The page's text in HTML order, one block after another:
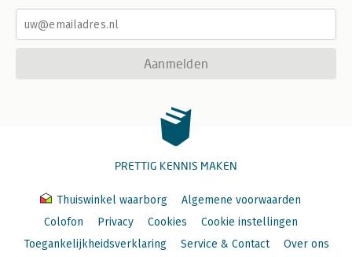
Aanmelden
PRETTIG KENNIS MAKEN
Thuiswinkel waarborg
Algemene voorwaarden
Colofon
Privacy Cookies
Cookie instellingen
Toegankelijkheidsverklaring
Service & Contact Over ons